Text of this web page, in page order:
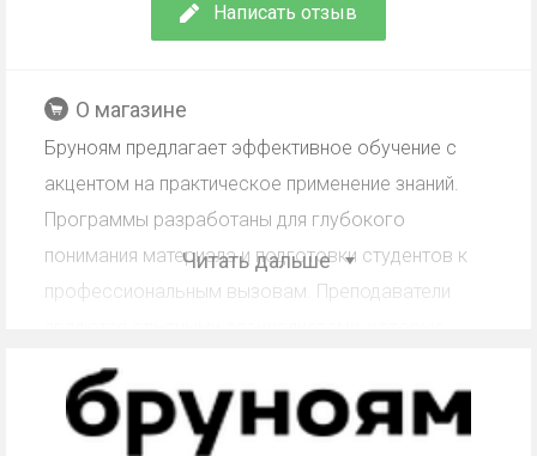
Написать отзыв
О магазине
Бруноям предлагает эффективное обучение с
акцентом на практическое применение знаний.
Программы разработаны для глубокого
понимания материала и подготовки студентов к
профессиональным вызовам. Преподаватели
активно развиваются в своей области.
Кэшбэк Бруноям: работа со
Читать дальше